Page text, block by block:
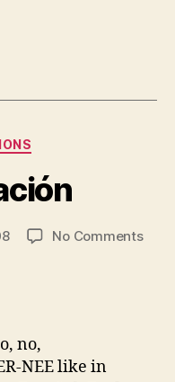
No Commentson
no,
NEE like in